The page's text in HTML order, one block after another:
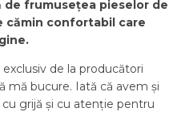
de frumusețea pieselor de
cămin confortabil care
de la producători
mă bucure. Iată că avem și
grijă și cu atenție pentru